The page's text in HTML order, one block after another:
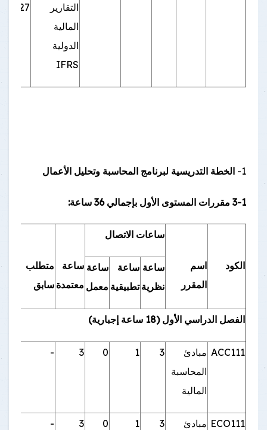
التقارير
المالية
الدولية
IFRS
427
1- الخطة التدريسية لبرنامج المحاسبة وتحليل الأعمال
3-1 مقررات المستوى الأول بإجمالي 36 ساعة:
الكود
اسم
المقرر
ساعات الاتصال
ساعة
معتمدة
متطلب
سابق
ساعة
نظرية
ساعة
تطبيقية
ساعة
معمل
الفصل الدراسي الأول (18 ساعة إجبارية)
ACC111 مبادئ
المحاسبة
المالية
3
1
0
3
-
ECO111 مبادئ
3
1
0
3
-